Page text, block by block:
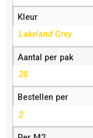
Kleur
Lakeland Grey
Aantal per pak
28
Bestellen per
2